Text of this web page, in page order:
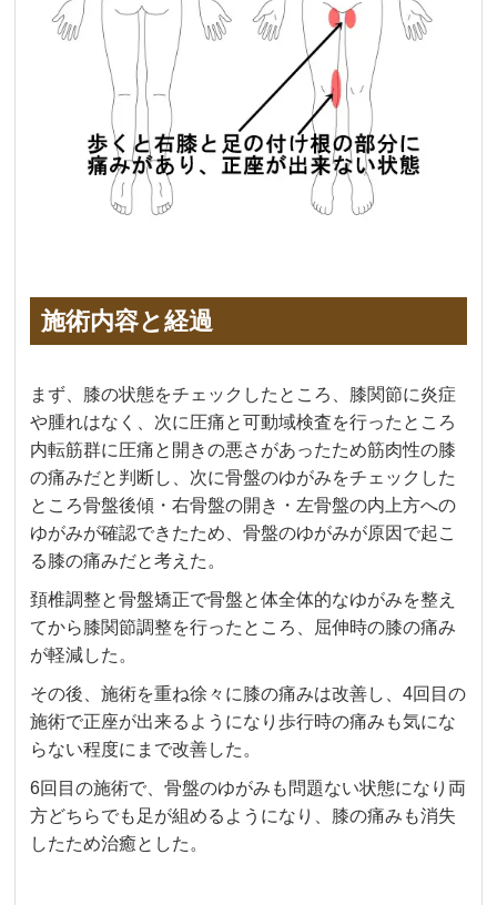
施術内容と経過
まず、膝の状態をチェックしたところ、膝関節に炎症
や腫れはなく、次に圧痛と可動域検査を行ったところ
内転筋群に圧痛と開きの悪さがあったため筋肉性の膝
の痛みだと判断し、次に骨盤のゆがみをチェックした
ところ骨盤後傾・右骨盤の開き・左骨盤の内上方への
ゆがみが確認できたため、骨盤のゆがみが原因で起こ
る膝の痛みだと考えた。
頚椎調整と骨盤矯正で骨盤と体全体的なゆがみを整え
てから膝関節調整を行ったところ、屈伸時の膝の痛み
が軽減した。
その後、施術を重ね徐々に膝の痛みは改善し、4回目の
施術で正座が出来るようになり歩行時の痛みも気にな
らない程度にまで改善した。
6回目の施術で、骨盤のゆがみも問題ない状態になり両
方どちらでも足が組めるようになり、膝の痛みも消失
したため治癒とした。